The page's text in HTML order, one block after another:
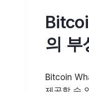
의 부
Bitcoin